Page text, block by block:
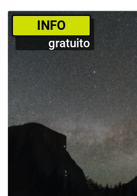
­INFO
gratuito